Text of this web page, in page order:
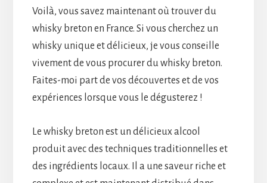
Voilà, vous savez maintenant où trouver du
whisky breton en France. Si vous cherchez un
whisky unique et délicieux, je vous conseille
vivement de vous procurer du whisky breton.
Faites-moi part de vos découvertes et de vos
expériences lorsque vous le dégusterez !
Le whisky breton est un délicieux alcool
produit avec des techniques traditionnelles et
des ingrédients locaux. Il a une saveur riche et